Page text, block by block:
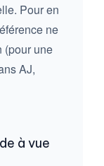
Pour en
ne
(pour une
AJ,
à vue